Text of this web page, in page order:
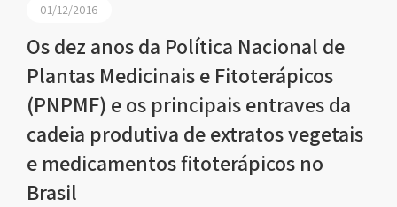
01/12/2016
Os dez anos da Política Nacional de
Plantas Medicinais e Fitoterápicos
(PNPMF) e os principais entraves da
cadeia produtiva de extratos vegetais
e medicamentos fitoterápicos no
Brasil